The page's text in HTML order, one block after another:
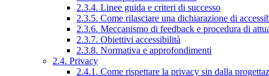
2.3.4. Linee guida e criteri di successo
2.3.5. Come rilasciare una dichiarazione di
2.3.6. Meccanismo di feedback e procedura di
2.3.7. Obiettivi accessibilità
2.3.8. Normativa e approfondimenti
2.4. Privacy
2.4.1. Come rispettare la privacy sin dalla